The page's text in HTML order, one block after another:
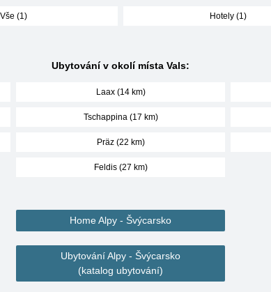
Vše (1) Hotely (1)
Ubytování v okolí místa Vals:
Laax (14 km)
Tschappina (17 km)
Präz (22 km)
Feldis (27 km)
Home Alpy - Švýcarsko
Ubytování Alpy - Švýcarsko
(katalog ubytování)